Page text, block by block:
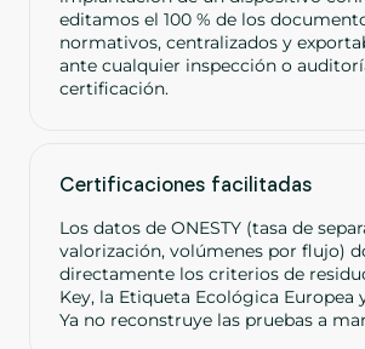
editamos el 100 % de los
normativos, centralizados y
ante cualquier inspección o
certificación.
Certificaciones facilitadas
Los datos de ONESTY (tasa de
valorización, volúmenes por flujo)
directamente los criterios de
Key, la Etiqueta Ecológica Europea
Ya no reconstruye las pruebas a